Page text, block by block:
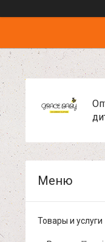
Товары и услуги